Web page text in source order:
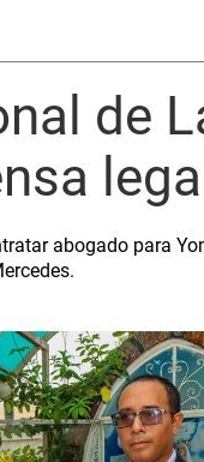
de
abogado para